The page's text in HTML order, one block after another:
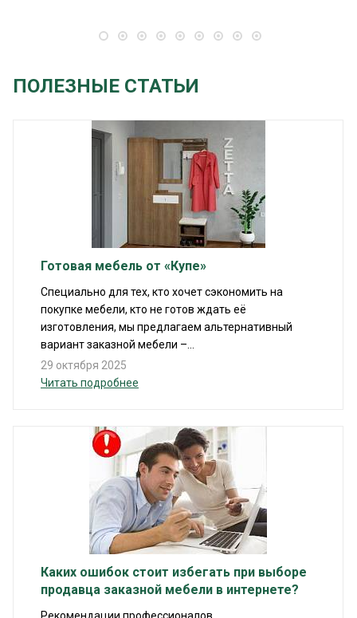
ПОЛЕЗНЫЕ СТАТЬИ
Готовая мебель от «Купе»
Специально для тех, кто хочет сэкономить на
покупке мебели, кто не готов ждать её
изготовления, мы предлагаем альтернативный
вариант заказной мебели –...
29 октября 2025
Читать подробнее
Каких ошибок стоит избегать при выборе
продавца заказной мебели в интернете?